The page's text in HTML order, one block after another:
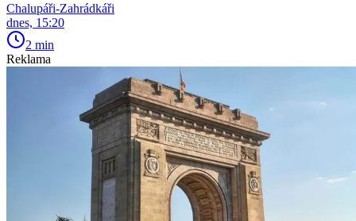
Chalupáři-Zahrádkáři
dnes, 15:20
2 min
Reklama